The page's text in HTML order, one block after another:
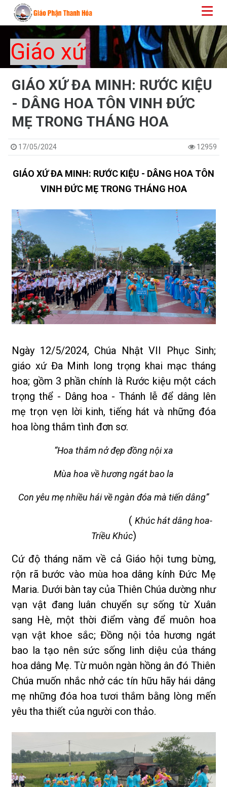
Giáo xứ
GIÁO XỨ ĐA MINH: RƯỚC KIỆU
- DÂNG HOA TÔN VINH ĐỨC
MẸ TRONG THÁNG HOA​​​​​​​
17/05/2024 12959
GIÁO XỨ ĐA MINH: RƯỚC KIỆU - DÂNG HOA TÔN
VINH ĐỨC MẸ TRONG THÁNG HOA
Ngày 12/5/2024, Chúa Nhật VII Phục Sinh;
giáo xứ Đa Minh long trọng khai mạc tháng
hoa; gồm 3 phần chính là Rước kiệu một cách
trọng thể - Dâng hoa - Thánh lễ để dâng lên
mẹ trọn vẹn lời kinh, tiếng hát và những đóa
hoa lòng thắm tình đơn sơ.
“Hoa thắm nở đẹp đồng nội xa
Mùa hoa về hương ngát bao la
Con yêu mẹ nhiều hái về ngàn đóa mà tiến dâng”
(Khúc hát dâng hoa-
Triều Khúc)
Cứ độ tháng năm về cả Giáo hội tưng bừng,
rộn rã bước vào mùa hoa dâng kính Đức Mẹ
Maria. Dưới bàn tay của Thiên Chúa dường như
vạn vật đang luân chuyển sự sống từ Xuân
sang Hè, một thời điểm vàng để muôn hoa
vạn vật khoe sắc; Đồng nội tỏa hương ngát
bao la tạo nên sức sống linh diệu của tháng
hoa dâng Mẹ. Từ muôn ngàn hồng ân đó Thiên
Chúa muốn nhắc nhở các tín hữu hãy hái dâng
mẹ những đóa hoa tươi thắm bằng lòng mến
yêu tha thiết của người con thảo.